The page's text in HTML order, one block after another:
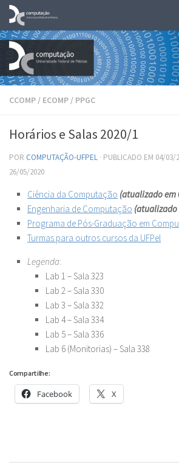
Skip to content
CCOMP / ECOMP / PPGC
Horários e Salas 2020/1
POR COMPUTAÇÃO-UFPEL · PUBLICADO EM 04/03/
26/05/2020
Ciência da Computação (atualizado em
Engenharia de Computação (atualizado
Programa de Pós-Graduação em
Turmas para outros cursos da UFPel
Legenda:
Lab 1 – Sala 323
Lab 2 – Sala 330
Lab 3 – Sala 332
Lab 4 – Sala 334
Lab 5 – Sala 336
Lab 6 (Monitorias) – Sala 338
Compartilhe:
Facebook X